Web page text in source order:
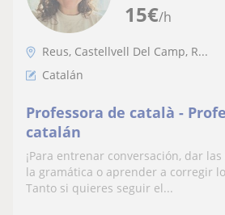
15€/h
Reus, Castellvell Del Camp, R...
Catalán
Professora de català -
catalán
¡Para entrenar conversación, dar
la gramática o aprender a corregir
Tanto si quieres seguir el...